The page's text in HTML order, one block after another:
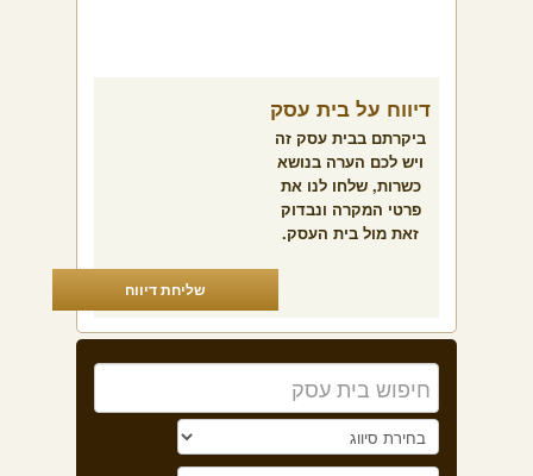
דיווח על בית עסק
ביקרתם בבית עסק זה
ויש לכם הערה בנושא
כשרות, שלחו לנו את
פרטי המקרה ונבדוק
זאת מול בית העסק.
שליחת דיווח